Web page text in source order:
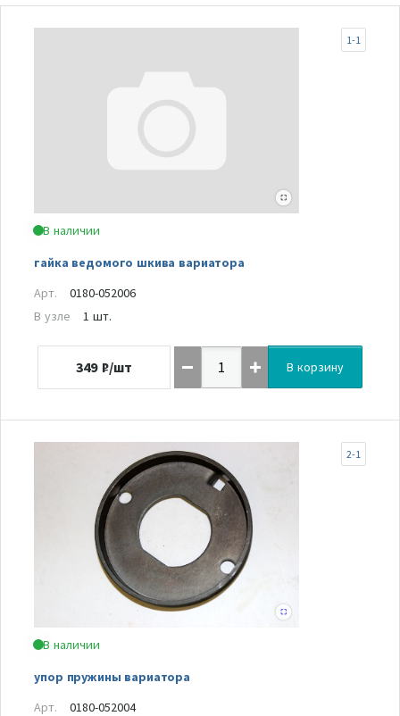
В наличии
гайка ведомого шкива вариатора
1-1
Арт.
0180-052006
В узле
1 шт.
349 ₽/шт В корзину
В наличии
упор пружины вариатора
2-1
Арт.
0180-052004